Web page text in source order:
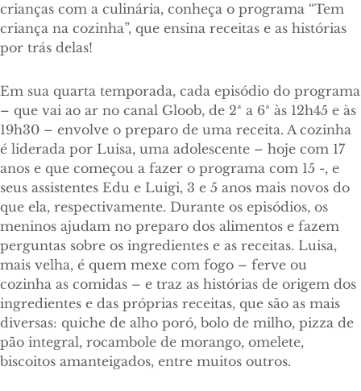
crianças com a culinária, conheça o programa “Tem
criança na cozinha”, que ensina receitas e as histórias
por trás delas!
Em sua quarta temporada, cada episódio do programa
– que vai ao ar no canal Gloob, de 2ª a 6ª às 12h45 e às
19h30 – envolve o preparo de uma receita. A cozinha
é liderada por Luisa, uma adolescente – hoje com 17
anos e que começou a fazer o programa com 15 -, e
seus assistentes Edu e Luigi, 3 e 5 anos mais novos do
que ela, respectivamente. Durante os episódios, os
meninos ajudam no preparo dos alimentos e fazem
perguntas sobre os ingredientes e as receitas. Luisa,
mais velha, é quem mexe com fogo – ferve ou
cozinha as comidas – e traz as histórias de origem dos
ingredientes e das próprias receitas, que são as mais
diversas: quiche de alho poró, bolo de milho, pizza de
pão integral, rocambole de morango, omelete,
biscoitos amanteigados, entre muitos outros.